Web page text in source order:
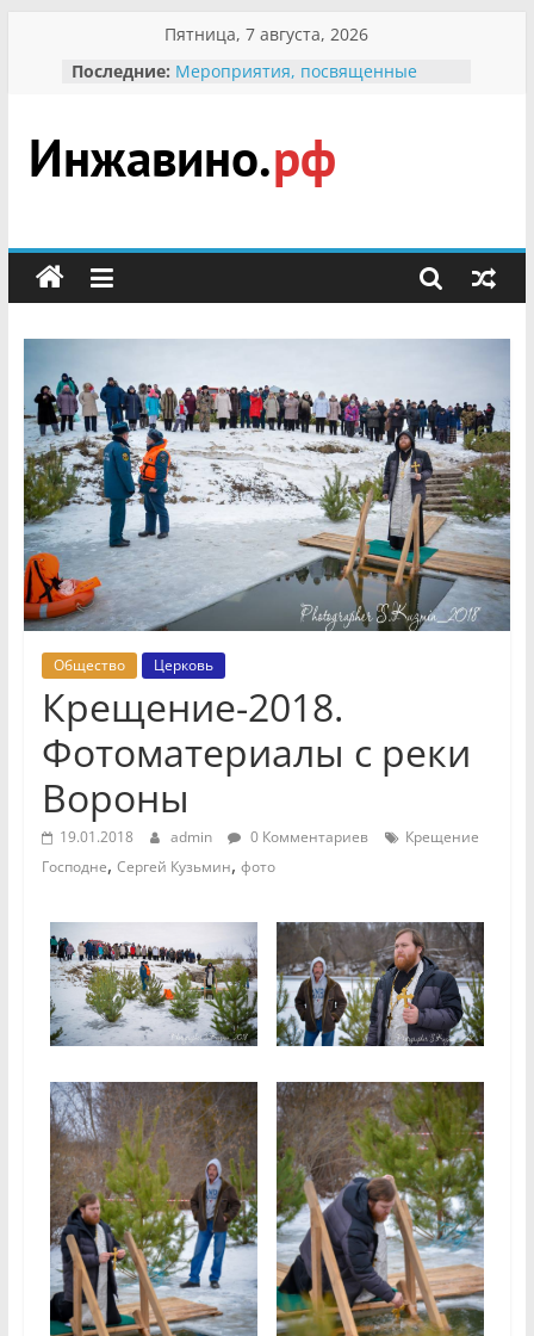
содержимому
Пятница, 7 августа, 2026
Последние: Мероприятия, посвященные
гражданин Инжавинского округа»
участнице Великой
Отечественной, фронтовичке
Безопасность в сети Интернет
мероприятии «Сохраним
первоцветы!»
заповедника родились крапчатые
суслики
Инжавино.рф
сельский
портал
Общество Церковь
Крещение-2018.
Фотоматериалы с реки
Вороны
19.01.2018 admin 0 Комментариев
Крещение
Господне, Сергей Кузьмин, фото